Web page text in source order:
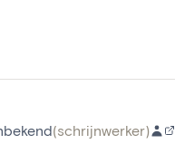
(schrijnwerker)